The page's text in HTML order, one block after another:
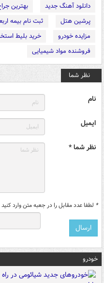
دانلود آهنگ جدید
بهترین
پرشین هتل
ثبت نام بیمه
مزایده خودرو
خرید بلیط
فروشنده مواد شیمیایی
نظر شما
نام
ایمیل
نظر شما *
* لطفا عدد مقابل را در جعبه متن وارد کنید
خودرو